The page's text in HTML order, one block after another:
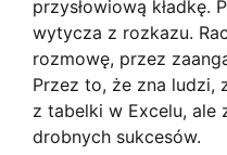
przysłowiową kładkę.
wytycza z rozkazu.
rozmowę, przez
Przez to, że zna ludzi,
z tabelki w Excelu, ale
drobnych sukcesów.